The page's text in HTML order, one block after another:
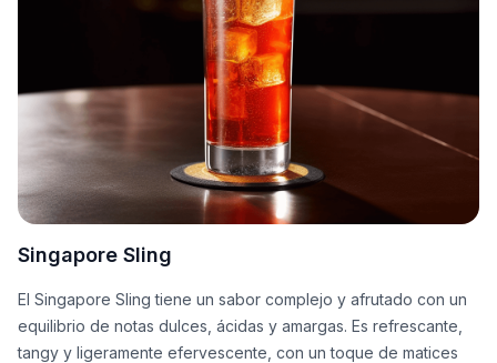
Singapore Sling
El Singapore Sling tiene un sabor complejo y afrutado con un
equilibrio de notas dulces, ácidas y amargas. Es refrescante,
tangy y ligeramente efervescente, con un toque de matices